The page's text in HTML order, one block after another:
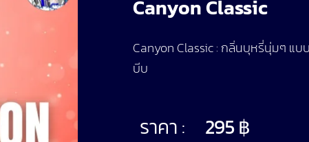
Canyon Classic
Canyon Classic : กลิ่นบุหรี่นุ่มๆ แ
บีบ
ราคา : 295฿